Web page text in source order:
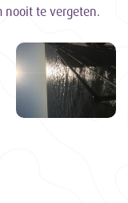
nooit te vergeten.